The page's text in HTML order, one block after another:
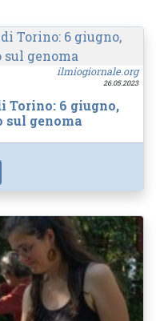
ilmiogiornale.org
26.05.2023
Torino: 6 giugno,
genoma